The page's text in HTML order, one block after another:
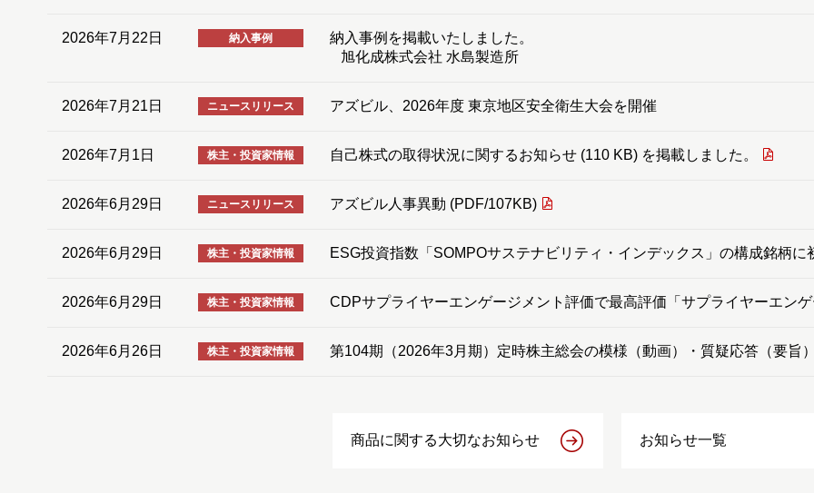
2026年7月22日 納入事例
納入事例を掲載いたしました。
旭化成株式会社 水島製造所
2026年7月21日 ニュースリリース アズビル、2026年度 東京地区安全衛生大会を開催
2026年7月1日 株主・投資家情報 自己株式の取得状況に関するお知らせ (110 KB) を掲載しました。
2026年6月29日 ニュースリリース アズビル人事異動 (PDF/107KB)
2026年6月29日 株主・投資家情報 ESG投資指数「SOMPOサステナビリティ・インデックス」の構成銘柄に
2026年6月29日 株主・投資家情報 CDPサプライヤーエンゲージメント評価で最高評価「サプライヤーエン
2026年6月26日 株主・投資家情報 第104期（2026年3月期）定時株主総会の模様（動画）・質疑応答（要旨
商品に関する大切なお知らせ お知らせ一覧